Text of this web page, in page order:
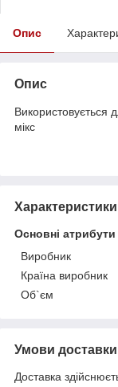
Опис
Опис
Використовується
мікс
Характеристики
Основні атрибути
Виробник
Країна виробник
Об`єм
Умови доставки
Доставка